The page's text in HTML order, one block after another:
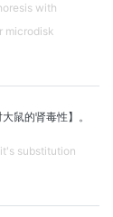
with
microdisk
鼠的肾毒性】。
substitution